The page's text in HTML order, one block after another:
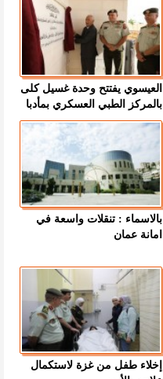
العيسوي يفتتح وحدة غسيل كلى
بالمركز الطبي العسكري بمأدبا
بالاسماء : تنقلات واسعة في
امانة عمان
إخلاء طفل من غزة لاستكمال